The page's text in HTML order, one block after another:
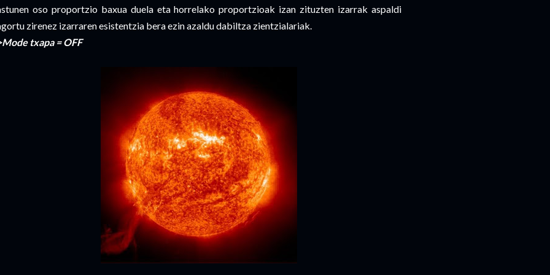
oso proportzio baxua duela eta horrelako proportzioak izan zituzten izarrak aspaldi
zirenez izarraren esistentzia bera ezin azaldu dabiltza zientzialariak.
txapa = OFF